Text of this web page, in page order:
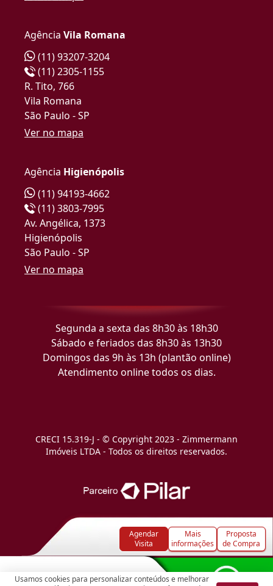
Usamos cookies para personalizar conteúdos e melhorar
Agendar
Visita
Mais
informações
Proposta
de Compra
Agência Vila Romana
(11) 93207-3204
(11) 2305-1155
R. Tito, 766
Vila Romana
São Paulo - SP
Ver no mapa
Agência Higienópolis
(11) 94193-4662
(11) 3803-7995
Av. Angélica, 1373
Higienópolis
São Paulo - SP
Ver no mapa
Segunda a sexta das 8h30 às 18h30
Sábado e feriados das 8h30 às 13h30
Domingos das 9h às 13h (plantão online)
Atendimento online todos os dias.
CRECI 15.319-J - © Copyright 2023 - Zimmermann
Imóveis LTDA - Todos os direitos reservados.